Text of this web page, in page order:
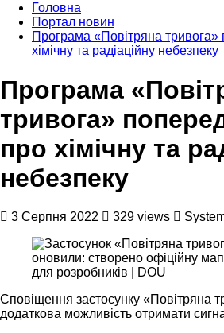
Головна
Портал новин
Програма «Повітряна
хімічну та радіаційну небезпеку
Програма
тривога»
про хімічну та
небезпеку
3 Серпня 2022 329 views
Сповіщення застосунку «Повітряна
додаткова можливість отримати